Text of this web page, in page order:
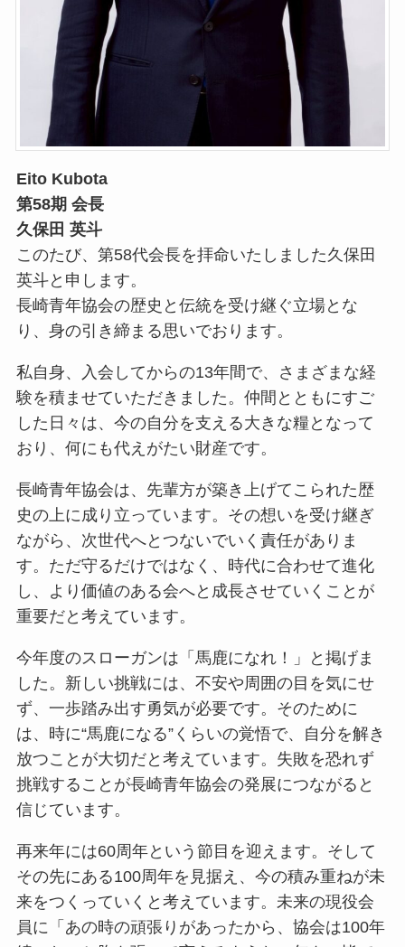
Eito Kubota
第58期 会長
久保田 英斗
このたび、第58代会長を拝命いたしました久保田
英斗と申します。
長崎青年協会の歴史と伝統を受け継ぐ立場とな
り、身の引き締まる思いでおります。
私自身、入会してからの13年間で、さまざまな経
験を積ませていただきました。仲間とともにすご
した日々は、今の自分を支える大きな糧となって
おり、何にも代えがたい財産です。
長崎青年協会は、先輩方が築き上げてこられた歴
史の上に成り立っています。その想いを受け継ぎ
ながら、次世代へとつないでいく責任がありま
す。ただ守るだけではなく、時代に合わせて進化
し、より価値のある会へと成長させていくことが
重要だと考えています。
今年度のスローガンは「馬鹿になれ！」と掲げま
した。新しい挑戦には、不安や周囲の目を気にせ
ず、一歩踏み出す勇気が必要です。そのために
は、時に“馬鹿になる”くらいの覚悟で、自分を解き
放つことが大切だと考えています。失敗を恐れず
挑戦することが長崎青年協会の発展につながると
信じています。
再来年には60周年という節目を迎えます。そして
その先にある100周年を見据え、今の積み重ねが未
来をつくっていくと考えています。未来の現役会
員に「あの時の頑張りがあったから、協会は100年